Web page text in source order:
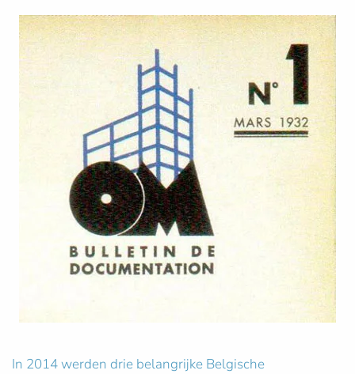
In 2014 werden drie belangrijke Belgische